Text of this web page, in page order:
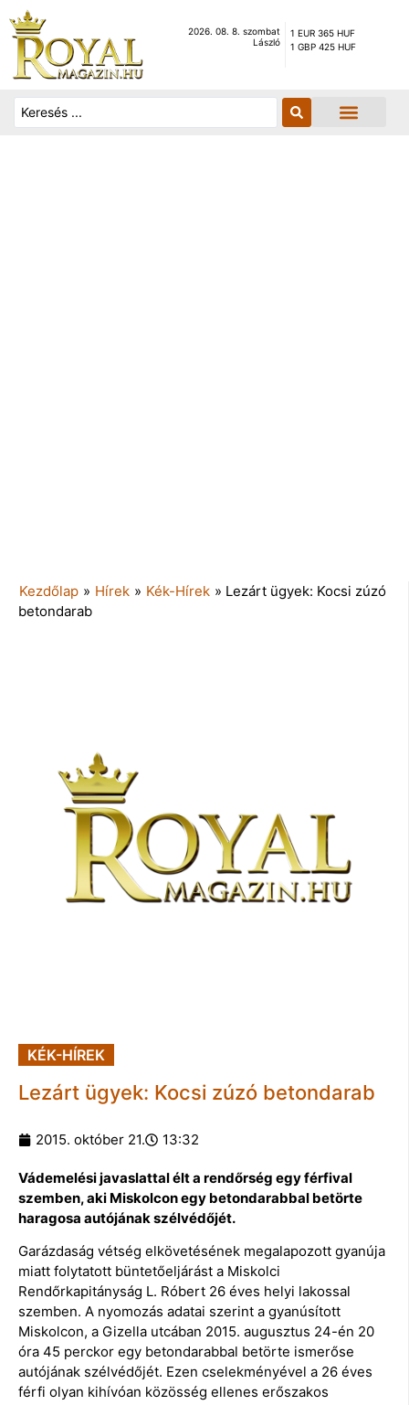
2026. 08. 8. szombat
László
1 EUR 365 HUF
1 GBP 425 HUF
Kezdőlap » Hírek » Kék-Hírek » Lezárt ügyek: Kocsi zúzó
betondarab
KÉK-HÍREK
Lezárt ügyek: Kocsi zúzó betondarab
2015. október 21. 13:32
Vádemelési javaslattal élt a rendőrség egy férfival
szemben, aki Miskolcon egy betondarabbal betörte
haragosa autójának szélvédőjét.
Garázdaság vétség elkövetésének megalapozott gyanúja
miatt folytatott büntetőeljárást a Miskolci
Rendőrkapitányság L. Róbert 26 éves helyi lakossal
szemben. A nyomozás adatai szerint a gyanúsított
Miskolcon, a Gizella utcában 2015. augusztus 24-én 20
óra 45 perckor egy betondarabbal betörte ismerőse
autójának szélvédőjét. Ezen cselekményével a 26 éves
férfi olyan kihívóan közösség ellenes erőszakos